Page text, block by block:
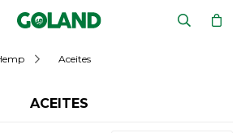
Aceites
ACEITES